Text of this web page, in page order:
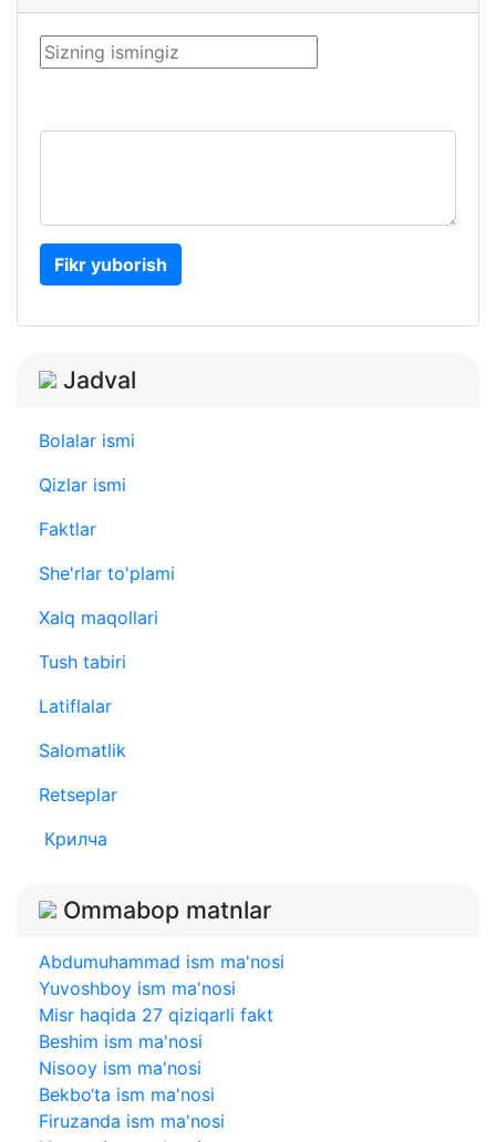
Fikr yuborish
Jadval
Bolalar ismi
Qizlar ismi
Faktlar
She'rlar to'plami
Xalq maqollari
Tush tabiri
Latiflalar
Salomatlik
Retseplar
Крилча
Ommabop matnlar
Abdumuhammad ism ma'nosi
Yuvoshboy ism ma'nosi
Misr haqida 27 qiziqarli fakt
Beshim ism ma'nosi
Nisooy ism ma'nosi
Bekbo‘ta ism ma'nosi
Firuzanda ism ma'nosi